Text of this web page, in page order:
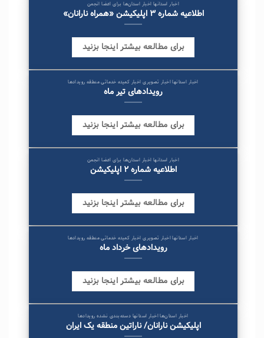
اخبار استانها اخبار استان‌ها برای اعضا انجمن
اطلاعیه شماره ۳ اپلیکیشن «همراه نارانان»
برای مطالعه بیشتر اینجا بزنید
اخبار استانها اخبار تصویری اخبار کمیته خدماتی منطقه رویدادها
رویدادهای تیر ماه
برای مطالعه بیشتر اینجا بزنید
اخبار استانها اخبار استان‌ها برای اعضا انجمن
اطلاعیه شماره ۲ اپلیکیشن
برای مطالعه بیشتر اینجا بزنید
اخبار استانها اخبار تصویری اخبار کمیته خدماتی منطقه رویدادها
رویدادهای خرداد ماه
برای مطالعه بیشتر اینجا بزنید
اخبار استان‌ها اخبار استانها دسته‌بندی نشده رویدادها
اپلیکیشن نارانان/ ناراتین منطقه یک ایران